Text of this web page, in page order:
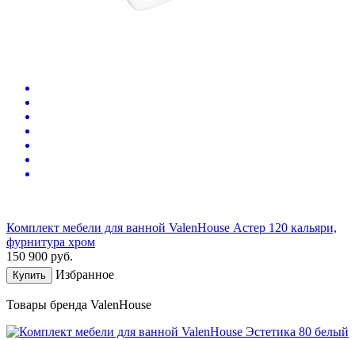
Комплект мебели для ванной ValenHouse Астер 120 кальяри,
фурнитура хром
150 900 руб.
Купить Избранное
Товары бренда ValenHouse